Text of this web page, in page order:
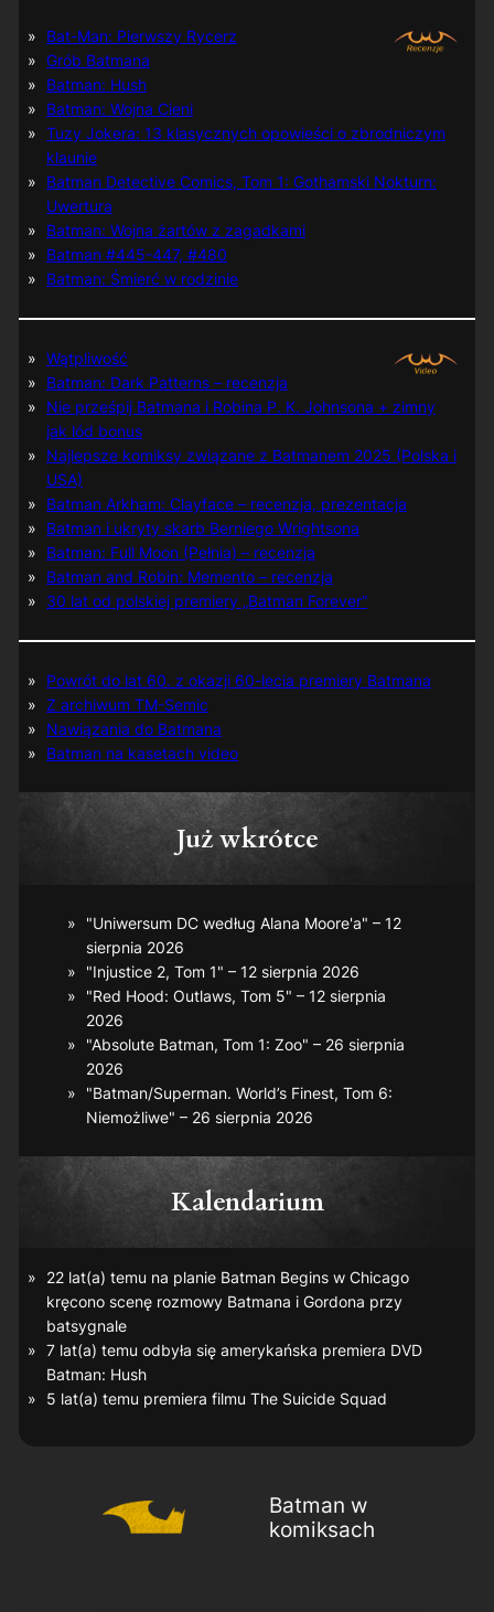
Bat-Man: Pierwszy Rycerz
Grób Batmana
Batman: Hush
Batman: Wojna Cieni
Tuzy Jokera: 13 klasycznych opowieści o zbrodniczym
klaunie
Batman Detective Comics, Tom 1: Gothamski Nokturn:
Uwertura
Batman: Wojna żartów z zagadkami
Batman #445-447, #480
Batman: Śmierć w rodzinie
Wątpliwość
Batman: Dark Patterns – recenzja
Nie prześpij Batmana i Robina P. K. Johnsona + zimny
jak lód bonus
Najlepsze komiksy związane z Batmanem 2025 (Polska i
USA)
Batman Arkham: Clayface – recenzja, prezentacja
Batman i ukryty skarb Berniego Wrightsona
Batman: Full Moon (Pełnia) – recenzja
Batman and Robin: Memento – recenzja
30 lat od polskiej premiery „Batman Forever”
Powrót do lat 60. z okazji 60-lecia premiery Batmana
Z archiwum TM-Semic
Nawiązania do Batmana
Batman na kasetach video
Już wkrótce
"Uniwersum DC według Alana Moore'a" – 12
sierpnia 2026
"Injustice 2, Tom 1" – 12 sierpnia 2026
"Red Hood: Outlaws, Tom 5" – 12 sierpnia
2026
"Absolute Batman, Tom 1: Zoo" – 26 sierpnia
2026
"Batman/Superman. World’s Finest, Tom 6:
Niemożliwe" – 26 sierpnia 2026
Kalendarium
22 lat(a) temu na planie Batman Beginsw Chicago
kręcono scenę rozmowy Batmana i Gordona przy
batsygnale
7 lat(a) temu odbyła się amerykańska premiera DVD
Batman: Hush
5 lat(a) temu premiera filmu The Suicide Squad
Batman w
komiksach